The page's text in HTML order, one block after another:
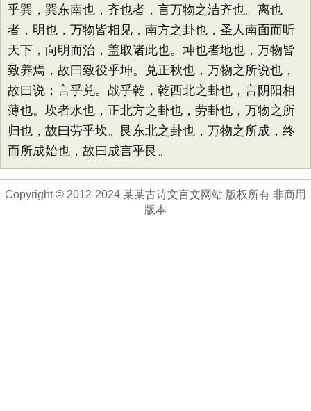
乎巽，巽东南也，齐也者，言万物之洁齐也。离也
者，明也，万物皆相见，南方之卦也，圣人南面而听
天下，向明而治，盖取诸此也。坤也者地也，万物皆
致养焉，故曰致役乎坤。兑正秋也，万物之所说也，
故曰说；言乎兑。战乎乾，乾西北之卦也，言阴阳相
薄也。坎者水也，正北方之卦也，劳卦也，万物之所
归也，故曰劳乎坎。艮东北之卦也，万物之所成，终
而所成始也，故曰成言乎艮。
Copyright © 2012-2024 某某古诗文言文网站 版权所有 非商用
版本